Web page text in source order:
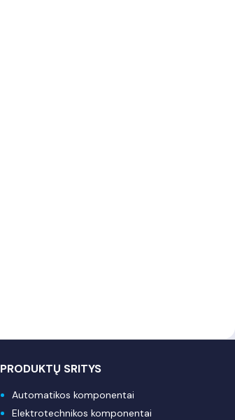
PRODUKTŲ SRITYS
Automatikos komponentai
Elektrotechnikos komponentai